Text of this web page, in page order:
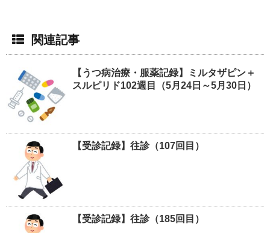
関連記事
【うつ病治療・服薬記録】ミルタザピン＋
スルピリド102週目（5月24日～5月30日）
【受診記録】往診（107回目）
【受診記録】往診（185回目）